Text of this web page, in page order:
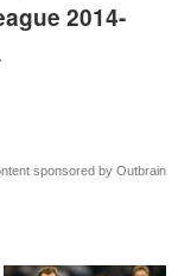
2014-
sponsored by Outbrain